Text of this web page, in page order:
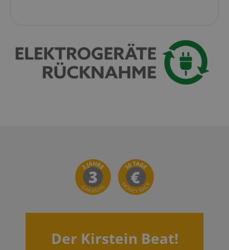
Der Kirstein Beat!